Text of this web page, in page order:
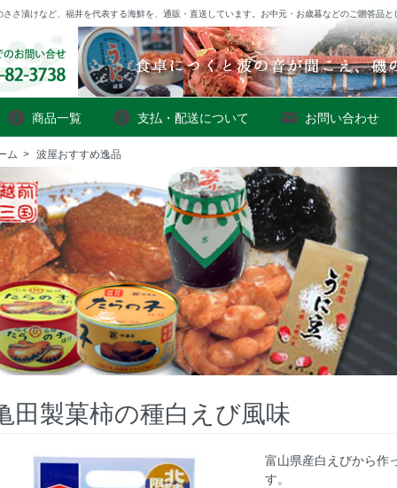
漬けなど、福井を代表する海鮮を、通販・直送しています。お中元・お歳暮などのご贈答品と
商品一覧 支払・配送について お問い合わせ
ム > 波屋おすすめ逸品
田製菓柿の種白えび風味
富山県産白えびから作
す。